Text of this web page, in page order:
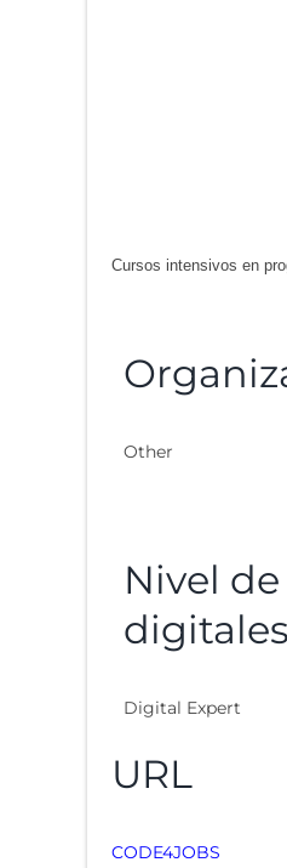
Cursos intensivos en
Other
Nivel
Digital Expert
URL
CODE4JOBS